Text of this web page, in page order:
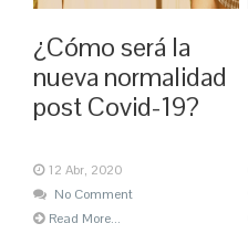
¿Cómo será la
nueva normalidad
post Covid-19?
12 Abr, 2020
No Comment
Read More...